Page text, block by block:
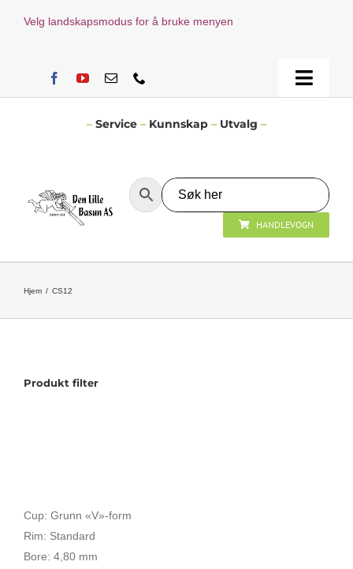
Velg landskapsmodus for å bruke menyen
Toggle
Tilbudstorg
Bager/ etuier
– Service – Kunnskap – Utvalg –
HANDLEVOGN
Hjem CS12
Cup: Grunn «V»-form
Rim: Standard
Bore: 4,80 mm
Produkt filter